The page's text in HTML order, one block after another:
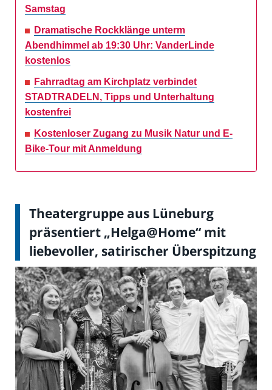
Samstag
Dramatische Rockklänge unterm
Abendhimmel ab 19:30 Uhr: VanderLinde
kostenlos
Fahrradtag am Kirchplatz verbindet
STADTRADELN, Tipps und Unterhaltung
kostenfrei
Kostenloser Zugang zu Musik Natur und E-
Bike-Tour mit Anmeldung
Theatergruppe aus Lüneburg
präsentiert „Helga@Home“ mit
liebevoller, satirischer Überspitzung